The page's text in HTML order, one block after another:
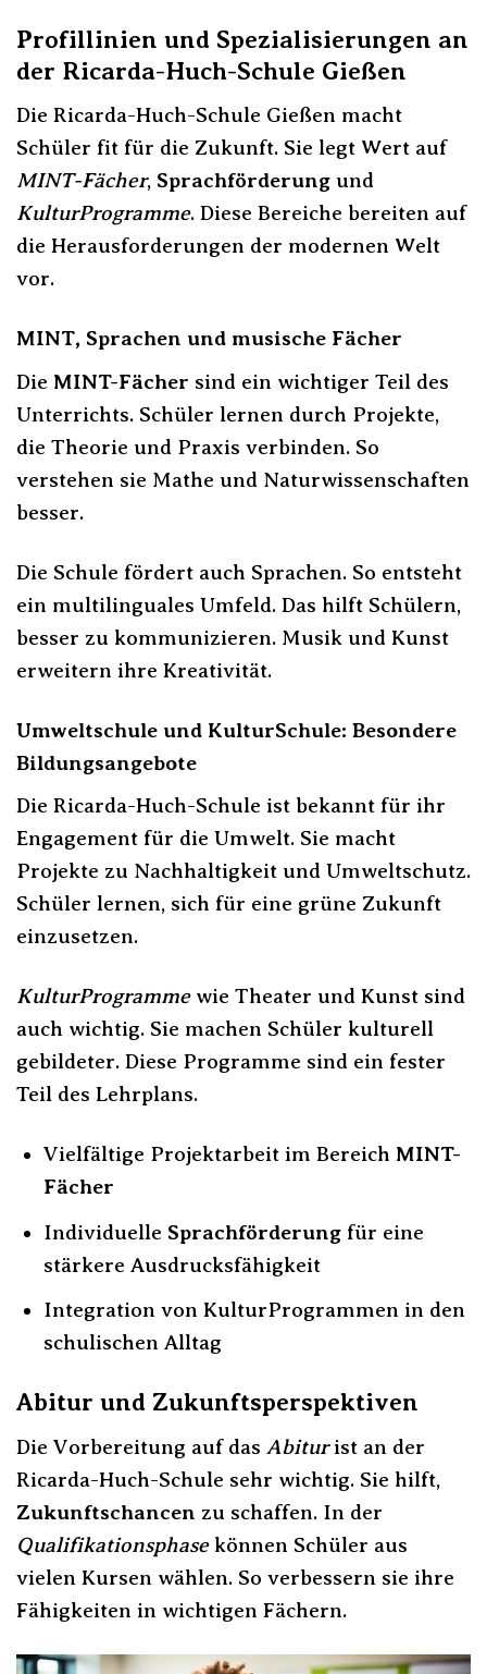
Profillinien und Spezialisierungen an
der Ricarda-Huch-Schule Gießen
Die Ricarda-Huch-Schule Gießen macht
Schüler fit für die Zukunft. Sie legt Wert auf
MINT-Fächer, Sprachförderung und
KulturProgramme. Diese Bereiche bereiten auf
die Herausforderungen der modernen Welt
vor.
MINT, Sprachen und musische Fächer
Die MINT-Fächer sind ein wichtiger Teil des
Unterrichts. Schüler lernen durch Projekte,
die Theorie und Praxis verbinden. So
verstehen sie Mathe und Naturwissenschaften
besser.
Die Schule fördert auch Sprachen. So entsteht
ein multilinguales Umfeld. Das hilft Schülern,
besser zu kommunizieren. Musik und Kunst
erweitern ihre Kreativität.
Umweltschule und KulturSchule: Besondere
Bildungsangebote
Die Ricarda-Huch-Schule ist bekannt für ihr
Engagement für die Umwelt. Sie macht
Projekte zu Nachhaltigkeit und Umweltschutz.
Schüler lernen, sich für eine grüne Zukunft
einzusetzen.
KulturProgrammewie Theater und Kunst sind
auch wichtig. Sie machen Schüler kulturell
gebildeter. Diese Programme sind ein fester
Teil des Lehrplans.
Vielfältige Projektarbeit im Bereich MINT-
Fächer
Individuelle Sprachförderungfür eine
stärkere Ausdrucksfähigkeit
Integration von KulturProgrammen in den
schulischen Alltag
Abitur und Zukunftsperspektiven
Die Vorbereitung auf das Abiturist an der
Ricarda-Huch-Schule sehr wichtig. Sie hilft,
Zukunftschancen zu schaffen. In der
Qualifikationsphasekönnen Schüler aus
vielen Kursen wählen. So verbessern sie ihre
Fähigkeiten in wichtigen Fächern.